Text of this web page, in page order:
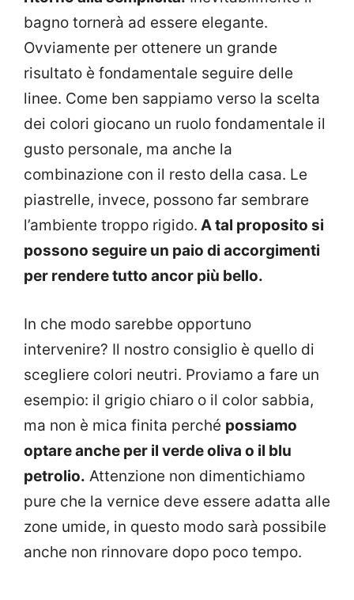
bagno tornerà ad essere elegante.
Ovviamente per ottenere un grande
risultato è fondamentale seguire delle
linee. Come ben sappiamo verso la scelta
dei colori giocano un ruolo fondamentale il
gusto personale, ma anche la
combinazione con il resto della casa. Le
piastrelle, invece, possono far sembrare
l’ambiente troppo rigido. A tal proposito si
possono seguire un paio di accorgimenti
per rendere tutto ancor più bello.
In che modo sarebbe opportuno
intervenire? Il nostro consiglio è quello di
scegliere colori neutri. Proviamo a fare un
esempio: il grigio chiaro o il color sabbia,
ma non è mica finita perché possiamo
optare anche per il verde oliva o il blu
petrolio. Attenzione non dimentichiamo
pure che la vernice deve essere adatta alle
zone umide, in questo modo sarà possibile
anche non rinnovare dopo poco tempo.